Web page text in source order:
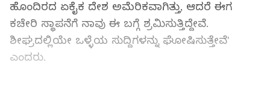
ಹೊಂದಿರದ ಏಕೈಕ ದೇಶ ಅಮೆರಿಕವಾಗಿತ್ತು, ಆದರೆ ಈಗ
ಕಚೇರಿ ಸ್ಥಾಪನೆಗೆ ನಾವು ಈ ಬಗ್ಗೆ ಶ್ರಮಿಸುತ್ತಿದ್ದೇವೆ.
ಶೀಘ್ರದಲ್ಲಿಯೇ ಒಳ್ಳೆಯ ಸುದ್ದಿಗಳನ್ನು ಘೋಷಿಸುತ್ತೇವೆ'
ಎಂದರು.